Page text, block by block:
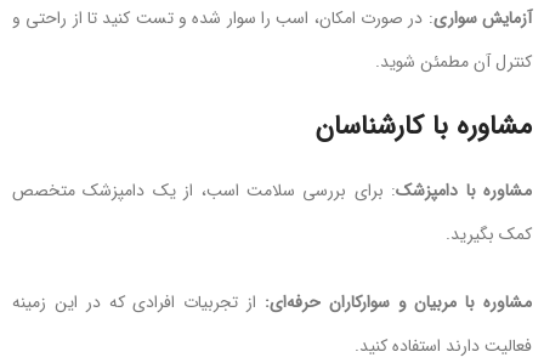
آزمایش سواری: در صورت امکان، اسب را سوار شده و تست کنید تا از راحتی و
کنترل آن مطمئن شوید.
مشاوره با کارشناسان
مشاوره با دامپزشک: برای بررسی سلامت اسب، از یک دامپزشک متخصص
کمک بگیرید.
مشاوره با مربیان و سوارکاران حرفه‌ای: از تجربیات افرادی که در این زمینه
فعالیت دارند استفاده کنید.